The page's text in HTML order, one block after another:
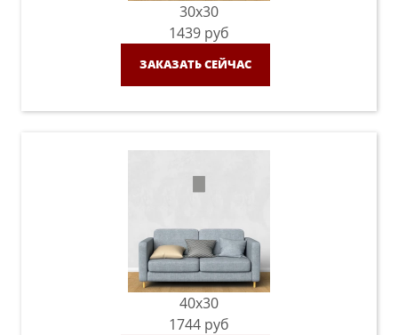
30x30
1439 руб
ЗАКАЗАТЬ СЕЙЧАС
40x30
1744 руб